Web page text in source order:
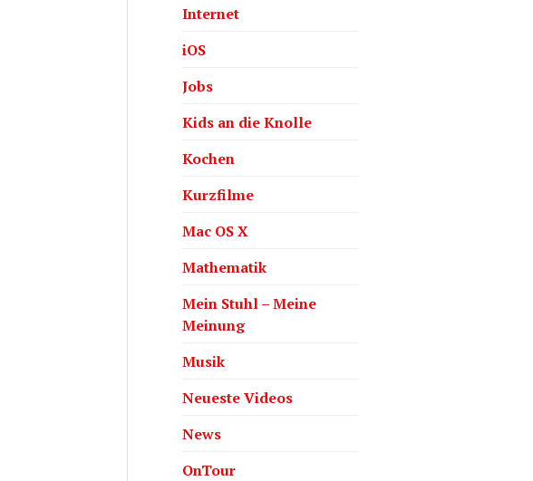
Internet
iOS
Jobs
Kids an die Knolle
Kochen
Kurzfilme
Mac OS X
Mathematik
Mein Stuhl – Meine
Meinung
Musik
Neueste Videos
News
OnTour